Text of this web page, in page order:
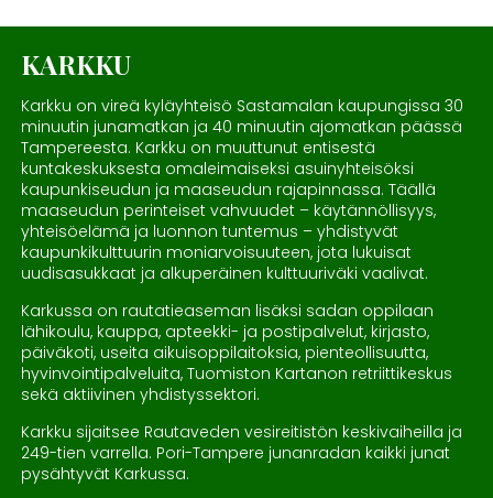
KARKKU
Karkku on vireä kyläyhteisö Sastamalan kaupungissa 30
minuutin junamatkan ja 40 minuutin ajomatkan päässä
Tampereesta. Karkku on muuttunut entisestä
kuntakeskuksesta omaleimaiseksi asuinyhteisöksi
kaupunkiseudun ja maaseudun rajapinnassa. Täällä
maaseudun perinteiset vahvuudet – käytännöllisyys,
yhteisöelämä ja luonnon tuntemus – yhdistyvät
kaupunkikulttuurin moniarvoisuuteen, jota lukuisat
uudisasukkaat ja alkuperäinen kulttuuriväki vaalivat.
Karkussa on rautatieaseman lisäksi sadan oppilaan
lähikoulu, kauppa, apteekki- ja postipalvelut, kirjasto,
päiväkoti, useita aikuisoppilaitoksia, pienteollisuutta,
hyvinvointipalveluita, Tuomiston Kartanon retriittikeskus
sekä aktiivinen yhdistyssektori.
Karkku sijaitsee Rautaveden vesireitistön keskivaiheilla ja
249-tien varrella. Pori-Tampere junanradan kaikki junat
pysähtyvät Karkussa.